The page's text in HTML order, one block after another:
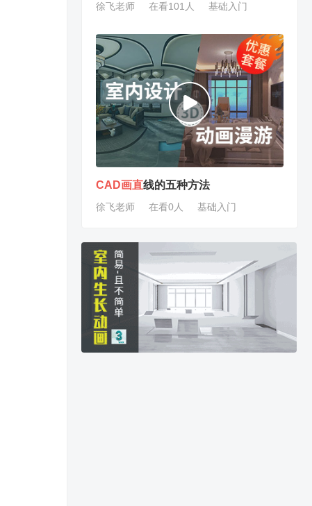
徐飞老师 在看101人 基础入门
CAD画直线的五种方法
徐飞老师 在看0人 基础入门